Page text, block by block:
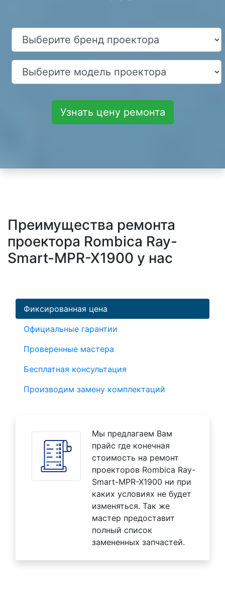
Узнать цену ремонта
Преимущества ремонта
проектора Rombica Ray-
Smart-MPR-X1900 у нас
Фиксированная цена
Официальные гарантии
Проверенные мастера
Бесплатная консультация
Производим замену комплектаций
Мы предлагаем Вам
прайс где конечная
стоимость на ремонт
проекторов Rombica Ray-
Smart-MPR-X1900 ни при
каких условиях не будет
изменяться. Так же
мастер предоставит
полный список
замененных запчастей.